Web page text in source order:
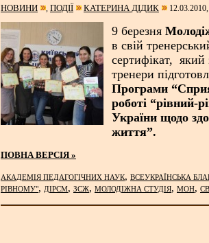
НОВИНИ , ПОДІЇ КАТЕРИНА ДІДИК
9 березня
в свій
сертифікат, який
тренери
Програми
роботі “рівний-
України щодо
життя”.
ПОВНА ВЕРСІЯ »
АКАДЕМІЯ ПЕДАГОГІЧНИХ НАУК, ВСЕУКРАЇНСЬКА
РІВНОМУ", ДІРСМ, ЗСЖ, МОЛОДІЖНА СТУДІЯ, МОН,